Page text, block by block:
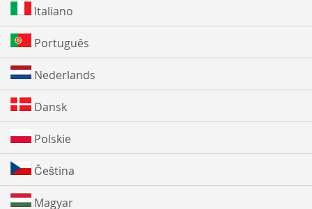
Italiano
Português
Nederlands
Dansk
Polskie
Čeština
Magyar